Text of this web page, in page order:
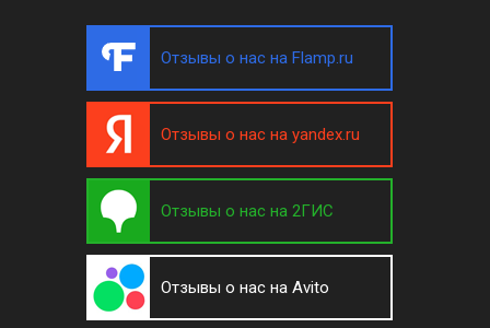
Отзывы о нас на Flamp.ru
Отзывы о нас на yandex.ru
Отзывы о нас на 2ГИС
Отзывы о нас на Avito